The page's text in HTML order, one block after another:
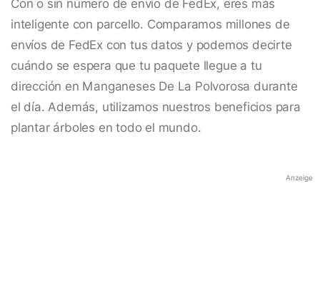
Con o sin número de envío de FedEx, eres más
inteligente con parcello. Comparamos millones de
envíos de FedEx con tus datos y podemos decirte
cuándo se espera que tu paquete llegue a tu
dirección en Manganeses De La Polvorosa durante
el día. Además, utilizamos nuestros beneficios para
plantar árboles en todo el mundo.
Anzeige